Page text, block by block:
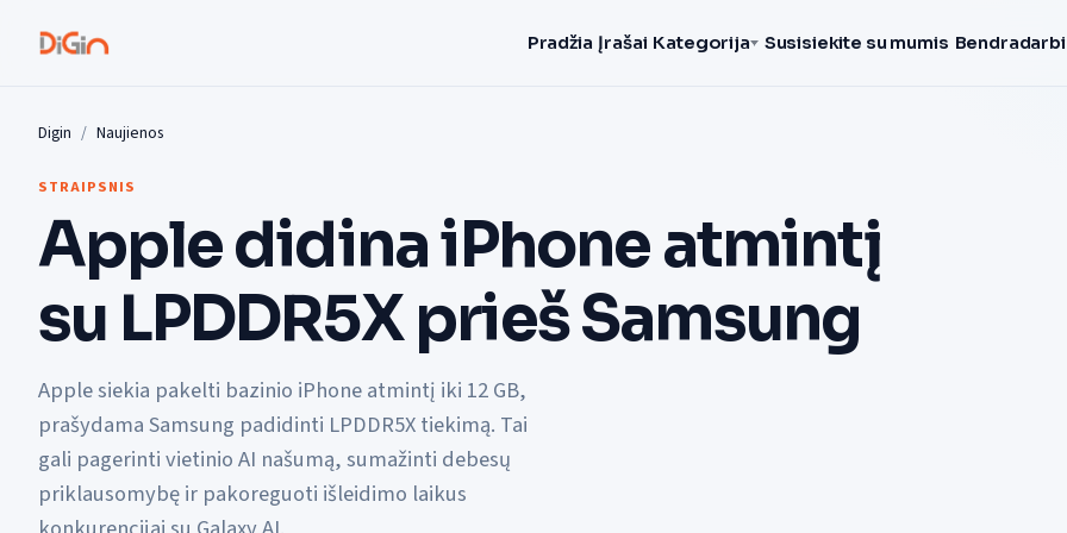
Pradžia Įrašai Kategorija Susisiekite su mumis
Digin Naujienos
STRAIPSNIS
Apple didina iPhone atmintį
su LPDDR5X prieš Samsung
Apple siekia pakelti bazinio iPhone atmintį iki 12 GB,
prašydama Samsung padidinti LPDDR5X tiekimą. Tai
gali pagerinti vietinio AI našumą, sumažinti debesų
priklausomybę ir pakoreguoti išleidimo laikus